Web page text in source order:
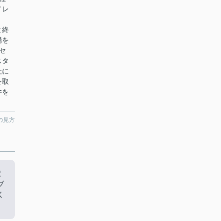
レ
終
を
を
見方